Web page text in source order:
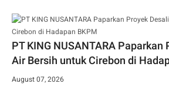
PT KING NUSANTARA
Air Bersih untuk Cirebon di
August 07, 2026